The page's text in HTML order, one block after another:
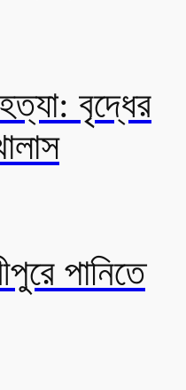
বৃদ্ধের
পানিতে